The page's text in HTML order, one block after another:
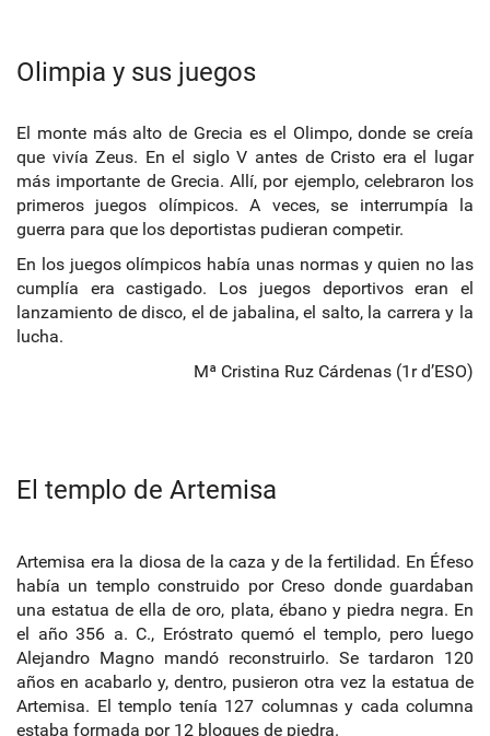
Olimpia y sus juegos
El monte más alto de Grecia es el Olimpo, donde se creía
que vivía Zeus. En el siglo V antes de Cristo era el lugar
más importante de Grecia. Allí, por ejemplo, celebraron los
primeros juegos olímpicos. A veces, se interrumpía la
guerra para que los deportistas pudieran competir.
En los juegos olímpicos había unas normas y quien no las
cumplía era castigado. Los juegos deportivos eran el
lanzamiento de disco, el de jabalina, el salto, la carrera y la
lucha.
Mª Cristina Ruz Cárdenas (1r d’ESO)
El templo de Artemisa
Artemisa era la diosa de la caza y de la fertilidad. En Éfeso
había un templo construido por Creso donde guardaban
una estatua de ella de oro, plata, ébano y piedra negra. En
el año 356 a. C., Eróstrato quemó el templo, pero luego
Alejandro Magno mandó reconstruirlo. Se tardaron 120
años en acabarlo y, dentro, pusieron otra vez la estatua de
Artemisa. El templo tenía 127 columnas y cada columna
estaba formada por 12 bloques de piedra.